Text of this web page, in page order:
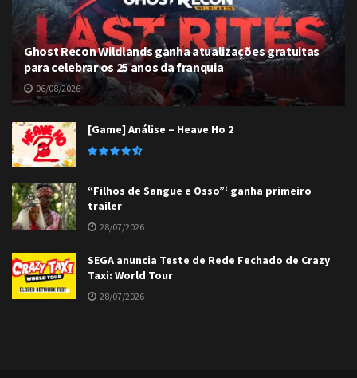
Ghost Recon Wildlands ganha atualizações gratuitas
para celebrar os 25 anos da franquia
06/08/2026
[Game] Análise – Heave Ho 2
“Filhos de Sangue e Osso”‘ ganha primeiro
trailer
28/07/2026
SEGA anuncia Teste de Rede Fechado de Crazy
Taxi: World Tour
28/07/2026